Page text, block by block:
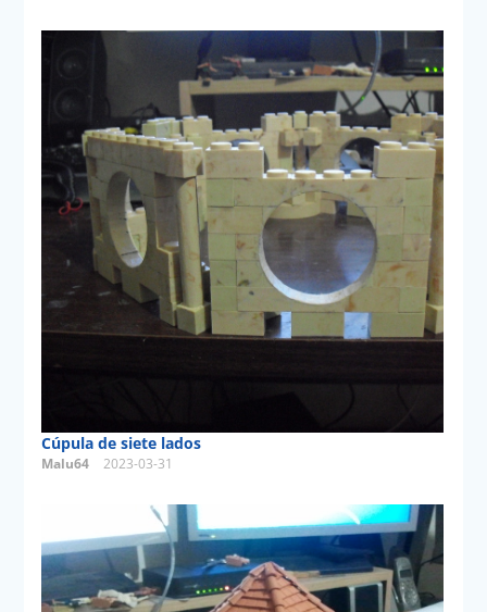
Cúpula de siete lados
Malu64 2023-03-31